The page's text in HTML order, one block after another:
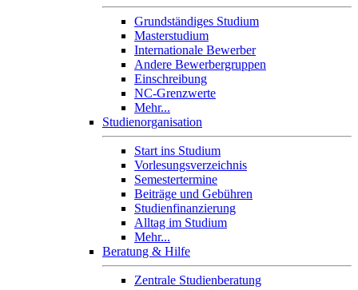
Grundständiges Studium
Masterstudium
Internationale Bewerber
Andere Bewerbergruppen
Einschreibung
NC-Grenzwerte
Mehr...
Studienorganisation
Start ins Studium
Vorlesungsverzeichnis
Semestertermine
Beiträge und Gebühren
Studienfinanzierung
Alltag im Studium
Mehr...
Beratung & Hilfe
Zentrale Studienberatung